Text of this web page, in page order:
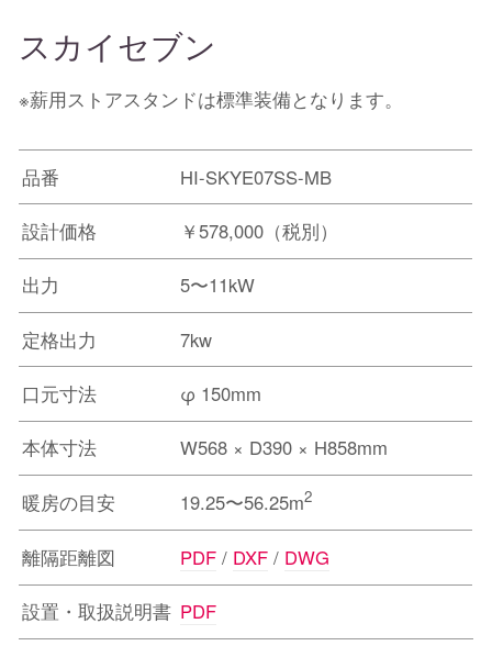
スカイセブン
※薪用ストアスタンドは標準装備となります。
品番 HI-SKYE07SS-MB
設計価格 ￥578,000（税別）
出力 5〜11kW
定格出力 7kw
口元寸法 φ 150mm
本体寸法 W568 × D390 × H858mm
暖房の目安 19.25〜56.25m2
離隔距離図 PDF / DXF / DWG
設置・取扱説明書 PDF